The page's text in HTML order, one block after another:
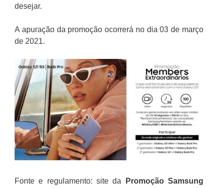
desejar.
A apuração da promoção ocorrerá no dia 03 de março
de 2021.
Fonte e regulamento: site da PromoçãoSamsung